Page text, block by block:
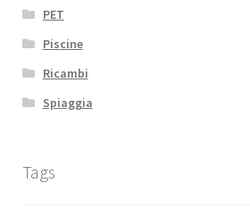
PET
Piscine
Ricambi
Spiaggia
Tags